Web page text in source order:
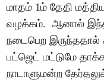
மாதம் 1ம் தேதி
வழக்கம். ஆனால்
நடைபெற இருந்ததால்
பட்ஜெட் மட்டுமே
நாடாளுமன்ற